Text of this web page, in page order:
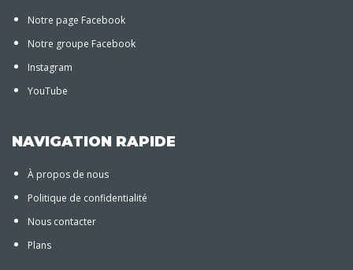
Notre page Facebook
Notre groupe Facebook
Instagram
YouTube
NAVIGATION RAPIDE
À propos de nous
Politique de confidentialité
Nous contacter
Plans